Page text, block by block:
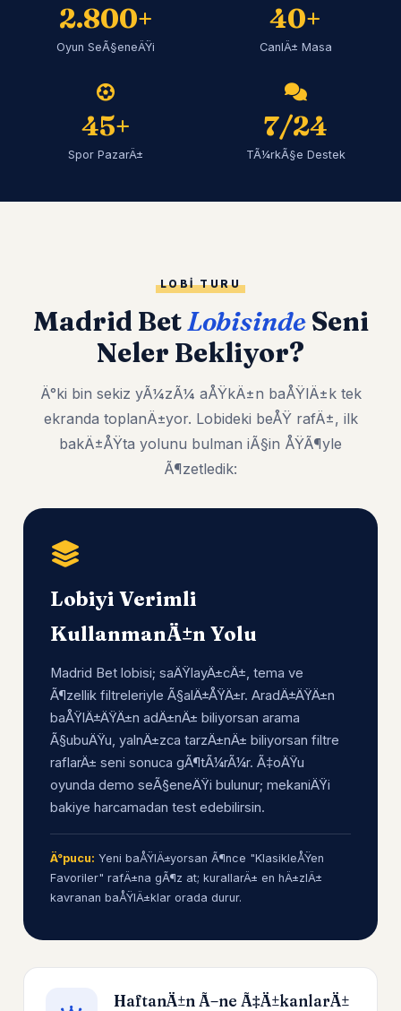
2.800+
Oyun SeÃ§eneÄŸi
40+
CanlÄ± Masa
45+
Spor PazarÄ±
7/24
TÃ¼rkÃ§e Destek
LOBI TURU
Madrid BetLobisindeSeni
Neler Bekliyor?
Ä°ki bin sekiz yÃ¼zÃ¼ aÅŸkÄ±n baÅŸlÄ±k tek
ekranda toplanÄ±yor. Lobideki beÅŸ rafÄ±, ilk
bakÄ±ÅŸta yolunu bulman iÃ§in ÅŸÃ¶yle
Ã¶zetledik:
Lobiyi Verimli
KullanmanÄ±n Yolu
Madrid Bet lobisi; saÄŸlayÄ±cÄ±, tema ve
Ã¶zellik filtreleriyle Ã§alÄ±ÅŸÄ±r. AradÄ±ÄŸÄ±n
baÅŸlÄ±ÄŸÄ±n adÄ±nÄ± biliyorsan arama
Ã§ubuÄŸu, yalnÄ±zca tarzÄ±nÄ± biliyorsan filtre
raflarÄ± seni sonuca gÃ¶tÃ¼rÃ¼r. Ã‡oÄŸu
oyunda demo seÃ§eneÄŸi bulunur; mekaniÄŸi
bakiye harcamadan test edebilirsin.
Ä°pucu: Yeni baÅŸlÄ±yorsan Ã¶nce "KlasikleÅŸen
Favoriler" rafÄ±na gÃ¶z at; kurallarÄ± en hÄ±zlÄ±
kavranan baÅŸlÄ±klar orada durur.
HaftanÄ±n Ã–ne Ã‡Ä±kanlarÄ±